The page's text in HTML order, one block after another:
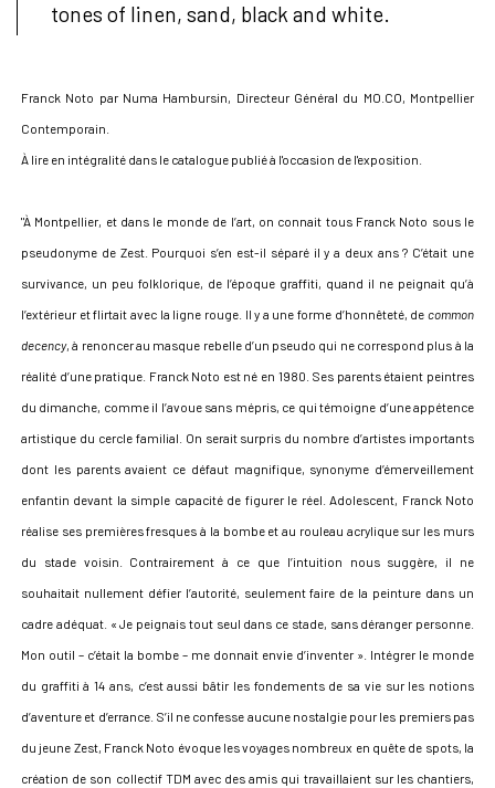
tones of linen, sand, black and white.
Franck Noto par Numa Hambursin, Directeur Général du MO.CO, Montpellier
Contemporain.
À lire en intégralité dans le catalogue publié à l'occasion de l'exposition.
"À Montpellier, et dans le monde de l’art, on connait tous Franck Noto sous le
pseudonyme de Zest. Pourquoi s’en est-il séparé il y a deux ans ? C’était une
survivance, un peu folklorique, de l’époque graffiti, quand il ne peignait qu’à
l’extérieur et flirtait avec la ligne rouge. Il y a une forme d’honnêteté, de common
decency, à renoncer au masque rebelle d’un pseudo qui ne correspond plus à la
réalité d’une pratique. Franck Noto est né en 1980. Ses parents étaient peintres
du dimanche, comme il l’avoue sans mépris, ce qui témoigne d’une appétence
artistique du cercle familial. On serait surpris du nombre d’artistes importants
dont les parents avaient ce défaut magnifique, synonyme d’émerveillement
enfantin devant la simple capacité de figurer le réel. Adolescent, Franck Noto
réalise ses premières fresques à la bombe et au rouleau acrylique sur les murs
du stade voisin. Contrairement à ce que l’intuition nous suggère, il ne
souhaitait nullement défier l’autorité, seulement faire de la peinture dans un
cadre adéquat. « Je peignais tout seul dans ce stade, sans déranger personne.
Mon outil – c’était la bombe – me donnait envie d’inventer ». Intégrer le monde
du graffiti à 14 ans, c’est aussi bâtir les fondements de sa vie sur les notions
d’aventure et d’errance. S’il ne confesse aucune nostalgie pour les premiers pas
du jeune Zest, Franck Noto évoque les voyages nombreux en quête de spots, la
création de son collectif TDM avec des amis qui travaillaient sur les chantiers,